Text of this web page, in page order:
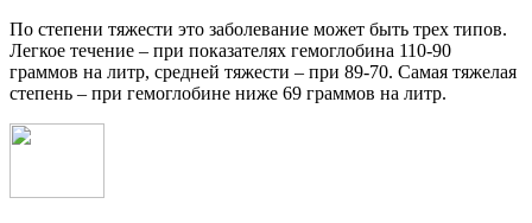
По степени тяжести это заболевание может быть трех типов.
Легкое течение – при показателях гемоглобина 110-90
граммов на литр, средней тяжести – при 89-70. Самая тяжелая
степень – при гемоглобине ниже 69 граммов на литр.